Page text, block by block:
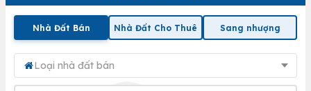
Nhà Đất Bán Nhà Đất Cho Thuê Sang nhượng
Loại nhà đất bán